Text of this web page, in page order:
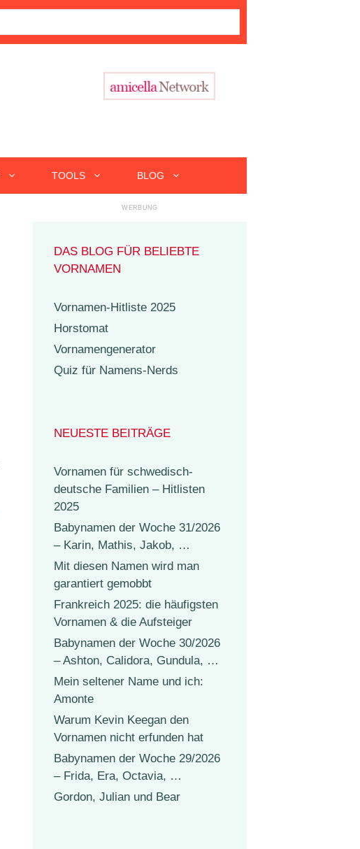
TOOLS BLOG
DAS BLOG FÜR BELIEBTE
VORNAMEN
Vornamen-Hitliste 2025
Horstomat
Vornamengenerator
Quiz für Namens-Nerds
NEUESTE BEITRÄGE
Vornamen für schwedisch-
deutsche Familien – Hitlisten
2025
Babynamen der Woche 31/2026
– Karin, Mathis, Jakob, …
Mit diesen Namen wird man
garantiert gemobbt
Frankreich 2025: die häufigsten
Vornamen & die Aufsteiger
Babynamen der Woche 30/2026
– Ashton, Calidora, Gundula, …
Mein seltener Name und ich:
Amonte
Warum Kevin Keegan den
Vornamen nicht erfunden hat
Babynamen der Woche 29/2026
– Frida, Era, Octavia, …
Gordon, Julian und Bear